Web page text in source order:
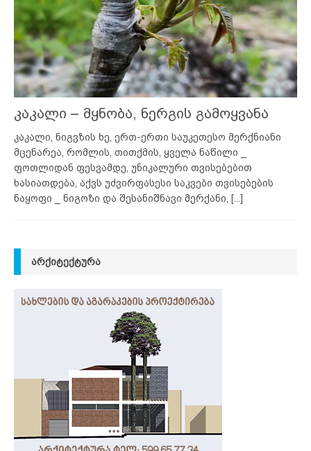
კაკალი – მყნობა, ნერგის გამოყვანა
კაკალი, ნიგვზის ხე, ერთ-ერთი საუკეთესო მერქნიანი
მცენარეა, რომლის, თითქმის, ყველა ნაწილი _
ფოთლიდან ფესვამდე, უნიკალური თვისებებით
ხასიათდება, აქვს უძვირფასესი საკვები თვისებების
ნაყოფი _ ნიგოზი და შესანიშნავი მერქანი,
[...]
ᲐᲠᲥᲘᲢᲔᲥᲢᲣᲠᲐ